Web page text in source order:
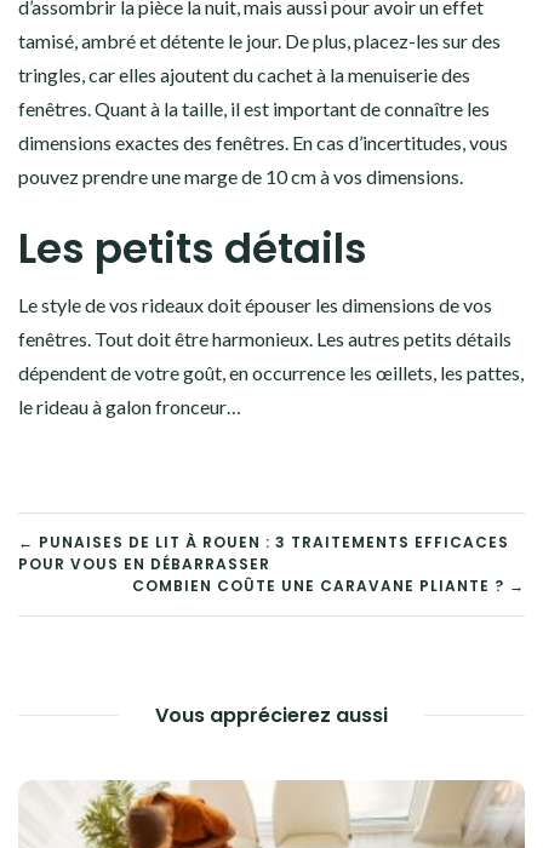
d’assombrir la pièce la nuit, mais aussi pour avoir un effet
tamisé, ambré et détente le jour. De plus, placez-les sur des
tringles, car elles ajoutent du cachet à la menuiserie des
fenêtres. Quant à la taille, il est important de connaître les
dimensions exactes des fenêtres. En cas d’incertitudes, vous
pouvez prendre une marge de 10 cm à vos dimensions.
Les petits détails
Le style de vos rideaux doit épouser les dimensions de vos
fenêtres. Tout doit être harmonieux. Les autres petits détails
dépendent de votre goût, en occurrence les œillets, les pattes,
le rideau à galon fronceur…
NAVIGATION
DE
← PUNAISES DE LIT À ROUEN : 3 TRAITEMENTS EFFICACES
POUR VOUS EN DÉBARRASSER
COMBIEN COÛTE UNE CARAVANE PLIANTE ? →
Vous apprécierez aussi